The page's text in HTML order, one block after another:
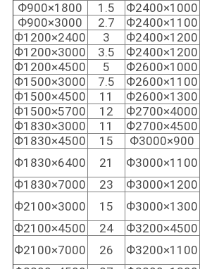
Ф900×1800 1.5 Ф2400×1000
Ф900×3000
2.7 Ф2400×1100
Ф1200×2400
3 Ф2400×1200
Ф1200×3000
3.5 Ф2400×1200
Ф1200×4500
5 Ф2600×1000
Ф1500×3000
7.5 Ф2600×1100
Ф1500×4500
11 Ф2600×1300
Ф1500×5700
12 Ф2700×4000
Ф1830×3000
11 Ф2700×4500
Ф1830×4500
15 Ф3000×900
Ф1830×6400
21 Ф3000×1100
Ф1830×7000
23 Ф3000×1200
Ф2100×3000
15 Ф3000×1300
Ф2100×4500
24 Ф3200×4500
Ф2100×7000
26 Ф3200×1100